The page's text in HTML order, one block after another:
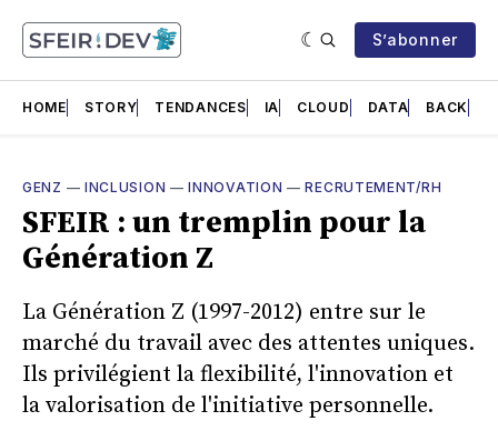
S’abonner
HOME STORY TENDANCES IA CLOUD DATA BACK
GENZ — INCLUSION —INNOVATION —RECRUTEMENT/RH
SFEIR : un tremplin pour la
Génération Z
La Génération Z (1997-2012) entre sur le
marché du travail avec des attentes uniques.
Ils privilégient la flexibilité, l'innovation et
la valorisation de l'initiative personnelle.